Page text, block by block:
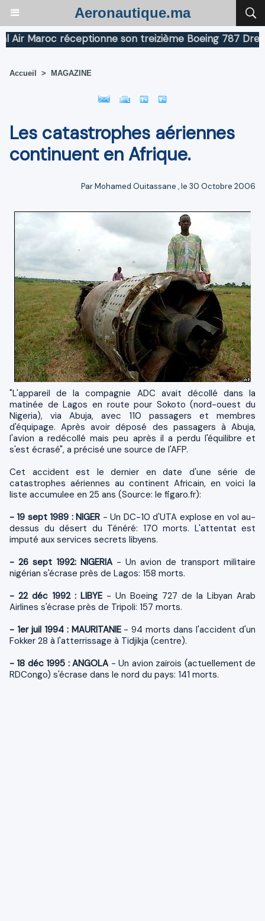
Aeronautique.ma
Maroc réceptionne son treizième Boeing 787
Accueil > MAGAZINE
Les catastrophes aériennes
continuent en Afrique.
ParMohamed Ouitassane , le 30 Octobre 2006
"L'appareil de la compagnie ADC avait décollé dans la
matinée de Lagos en route pour Sokoto (nord-ouest du
Nigeria), via Abuja, avec 110 passagers et membres
d'équipage. Après avoir déposé des passagers à Abuja,
l'avion a redécollé mais peu après il a perdu l'équilibre et
s'est écrasé", a précisé une source de l'AFP.
Cet accident est le dernier en date d'une série de
catastrophes aériennes au continent Africain, en voici la
liste accumulee en 25 ans (Source: le figaro.fr):
- 19 sept 1989 : NIGER - Un DC-10 d'UTA explose en vol au-
dessus du désert du Ténéré: 170 morts. L'attentat est
imputé aux services secrets libyens.
- 26 sept 1992: NIGERIA - Un avion de transport militaire
nigérian s'écrase près de Lagos: 158 morts.
- 22 déc 1992 : LIBYE - Un Boeing 727 de la Libyan Arab
Airlines s'écrase près de Tripoli: 157 morts.
- 1er juil 1994 : MAURITANIE- 94 morts dans l'accident d'un
Fokker 28 à l'atterrissage à Tidjikja (centre).
- 18 déc 1995 : ANGOLA - Un avion zaïrois (actuellement de
RDCongo) s'écrase dans le nord du pays: 141 morts.